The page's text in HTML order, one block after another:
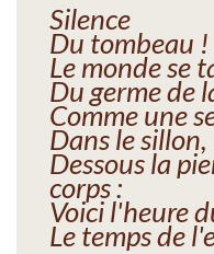
Silence
Du tombeau !
Le monde se
Du germe de
Comme une
Dans le sillon,
Dessous la
corps :
Voici l'heure
Le temps de